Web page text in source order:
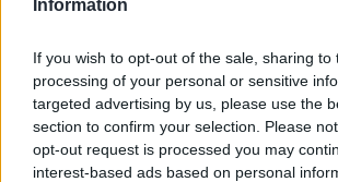
Information
If you wish to opt-out of the sale, sharing to
processing of your personal or sensitive
targeted advertising by us, please use the
section to confirm your selection. Please
opt-out request is processed you may
interest-based ads based on personal
egna handlingsplanen går
nollvision mot barnvräkningar som
sedan 2007. Som faktiskt den
tog fram.